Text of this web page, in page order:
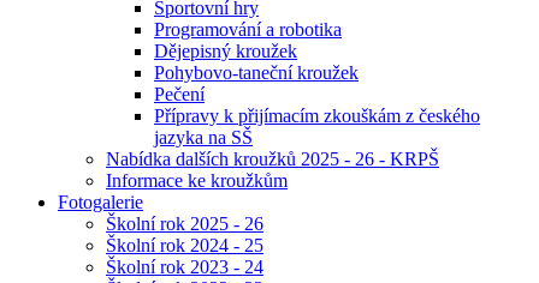
Sportovní hry
Programování a robotika
Dějepisný kroužek
Pohybovo-taneční kroužek
Pečení
Přípravy k přijímacím zkouškám z českého
jazyka na SŠ
Nabídka dalších kroužků 2025 - 26 - KRPŠ
Informace ke kroužkům
Fotogalerie
Školní rok 2025 - 26
Školní rok 2024 - 25
Školní rok 2023 - 24